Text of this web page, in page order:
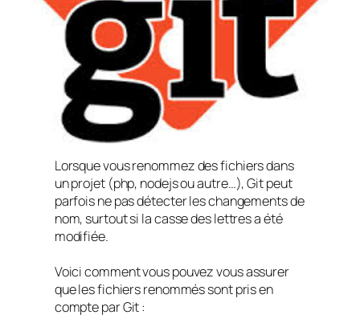
Lorsque vous renommez des fichiers dans
un projet (php, nodejs ou autre…), Git peut
parfois ne pas détecter les changements de
nom, surtout si la casse des lettres a été
modifiée.
Voici comment vous pouvez vous assurer
que les fichiers renommés sont pris en
compte par Git :